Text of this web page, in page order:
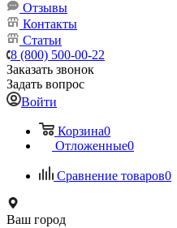
Отзывы
Контакты
Статьи
8 (800) 500-00-22
Заказать звонок
Задать вопрос
Войти
Корзина0
Отложенные0
Сравнение товаров0
Ваш город